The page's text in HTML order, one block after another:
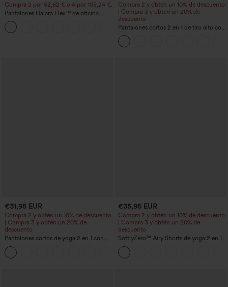
Compra 2 por 52,62 € o 4 por 105,24 €.
Pantalones Halara Flex™ de oficina
anchos plisados de tiro alto con bolsillos
en tela tipo gofre
+21
Compra 2 y obtén un 10% de descuento
| Compra 3 y obtén un 20% de
descuento
Pantalones cortos 2 en 1 de tiro alto con
bolsillo interior y trasero
€31,95 EUR
Compra 2 y obtén un 10% de descuento
| Compra 3 y obtén un 20% de
descuento
Pantalones cortos de yoga 2 en 1 con
bolsillo trasero de talle muy alto y
bolsillo lateral oculto de 5&#39;&#39;
de longitud más larga
€35,95 EUR
Compra 2 y obtén un 10% de descuento
| Compra 3 y obtén un 20% de
descuento
SoftlyZero™ Airy Shorts de yoga 2 en 1
InstantCool de talle súper alto, 7" con
bolsillos